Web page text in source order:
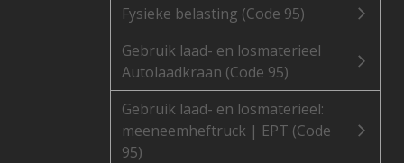
Fysieke belasting (Code 95)
Gebruik laad- en losmaterieel
Autolaadkraan (Code 95)
Gebruik laad- en losmaterieel:
meeneemheftruck | EPT (Code
95)